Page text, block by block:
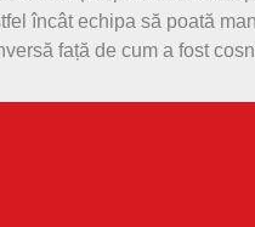
încât echipa să poată
față de cum a fost